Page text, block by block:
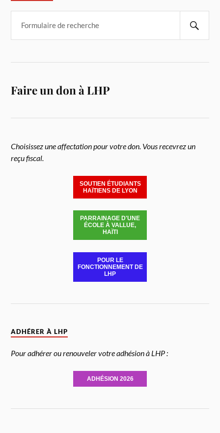
Faire un don à LHP
Choisissez une affectation pour votre don. Vous recevrez un
reçu fiscal.
SOUTIEN ÉTUDIANTS
HAÏTIENS DE LYON
PARRAINAGE D'UNE
ÉCOLE À VALLUE,
HAÏTI
POUR LE
FONCTIONNEMENT DE
LHP
ADHÉRER À LHP
Pour adhérer ou renouveler votre adhésion à LHP :
ADHÉSION 2026